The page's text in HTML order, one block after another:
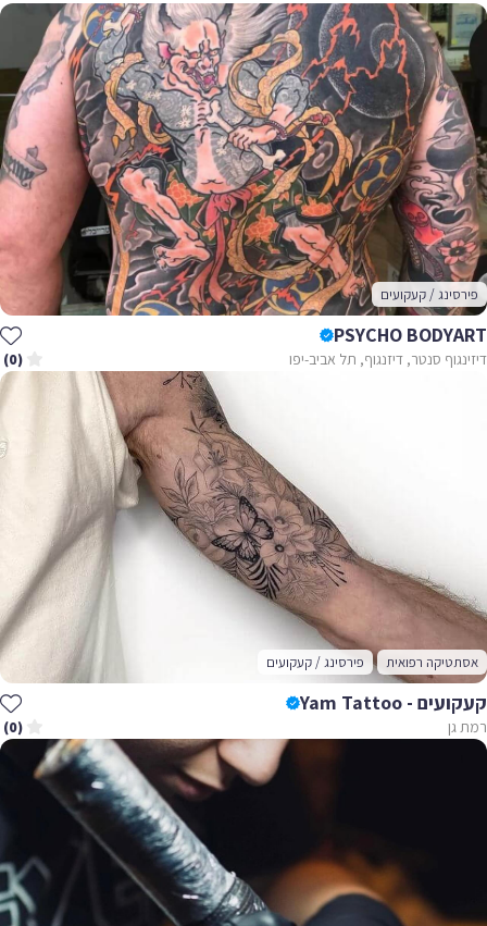
פירסינג / קעקועים
PSYCHO BODYART
דיזינגוף סנטר, דיזנגוף, תל אביב-יפו (0)
אסתטיקה רפואית פירסינג / קעקועים
קעקועים - Yam Tattoo
רמת גן (0)